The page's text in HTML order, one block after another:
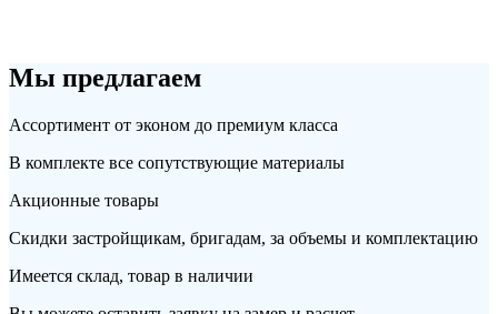
Мы предлагаем
Ассортимент от эконом до премиум класса
В комплекте все сопутствующие материалы
Акционные товары
Скидки застройщикам, бригадам, за объемы и комплектацию
Имеется склад, товар в наличии